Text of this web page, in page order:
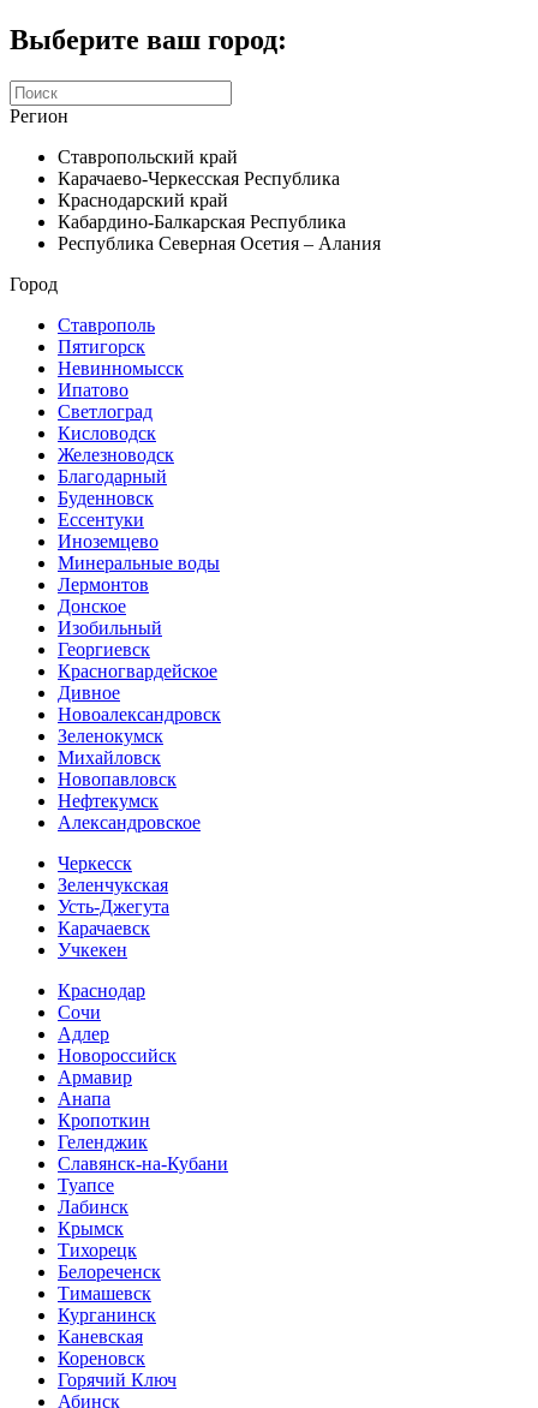
Выберите ваш город:
Регион
Ставропольский край
Карачаево-Черкесская Республика
Краснодарский край
Кабардино-Балкарская Республика
Республика Северная Осетия – Алания
Город
Ставрополь
Пятигорск
Невинномысск
Ипатово
Светлоград
Кисловодск
Железноводск
Благодарный
Буденновск
Ессентуки
Иноземцево
Минеральные воды
Лермонтов
Донское
Изобильный
Георгиевск
Красногвардейское
Дивное
Новоалександровск
Зеленокумск
Михайловск
Новопавловск
Нефтекумск
Александровское
Черкесск
Зеленчукская
Усть-Джегута
Карачаевск
Учкекен
Краснодар
Сочи
Адлер
Новороссийск
Армавир
Анапа
Кропоткин
Геленджик
Славянск-на-Кубани
Туапсе
Лабинск
Крымск
Тихорецк
Белореченск
Тимашевск
Курганинск
Каневская
Кореновск
Горячий Ключ
Абинск